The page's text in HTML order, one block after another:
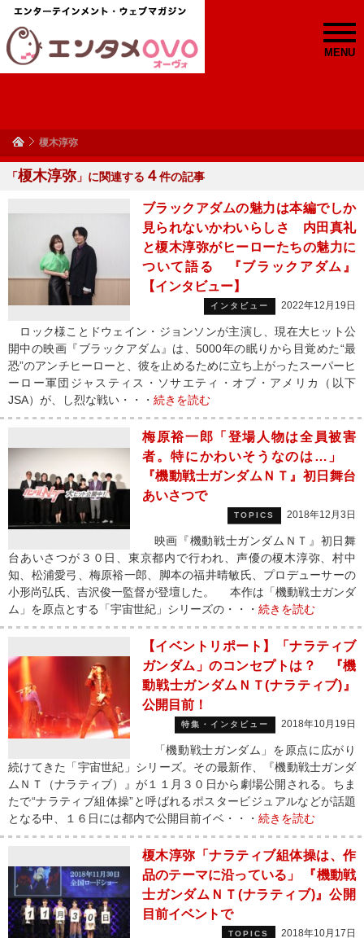
MENU
榎木淳弥
「榎木淳弥 」に関連する ４件の記事
ブラックアダムの魅力は本編でしか
見られないかわいらしさ 内田真礼
と榎木淳弥がヒーローたちの魅力に
ついて語る 『ブラックアダム』
【インタビュー】
インタビュー 2022年12月19日
ロック様ことドウェイン・ジョンソンが主演し、現在大ヒット公
開中の映画『ブラックアダム』は、5000年の眠りから目覚めた“最
恐”のアンチヒーローと、彼を止めるために立ち上がったスーパーヒ
ーロー軍団ジャスティス・ソサエティ・オブ・アメリカ（以下
JSA）が、し烈な戦い・・・ 続きを読む
梅原裕一郎「登場人物は全員被害
者。特にかわいそうなのは…」
『機動戦士ガンダムＮＴ』初日舞台
あいさつで
TOPICS 2018年12月3日
映画『機動戦士ガンダムＮＴ』初日舞
台あいさつが３０日、東京都内で行われ、声優の榎木淳弥、村中
知、松浦愛弓、梅原裕一郎、脚本の福井晴敏氏、プロデューサーの
小形尚弘氏、吉沢俊一監督が登壇した。 本作は「機動戦士ガンダ
ム」を原点とする「宇宙世紀」シリーズの・・・ 続きを読む
【イベントリポート】「ナラティブ
ガンダム」のコンセプトは？ 『機
動戦士ガンダムＮＴ(ナラティブ)』
公開目前！
特集・インタビュー 2018年10月19日
「機動戦士ガンダム」を原点に広がり
続けてきた「宇宙世紀」シリーズ。その最新作、『機動戦士ガンダ
ムＮＴ（ナラティブ）』が１１月３０日から劇場公開される。ちま
たで“ナラティブ組体操”と呼ばれるポスタービジュアルなどが話題
となる中、１６日には都内で公開目前イベ・・・ 続きを読む
榎木淳弥「ナラティブ組体操は、作
品のテーマに沿っている」 『機動戦
士ガンダムＮＴ(ナラティブ)』公開
目前イベントで
TOPICS 2018年10月17日